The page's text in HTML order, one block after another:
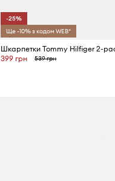
-25%
Ще -10% з кодом WEB*
Шкарпетки Tommy Hilfiger 2-
399 грн
539 грн